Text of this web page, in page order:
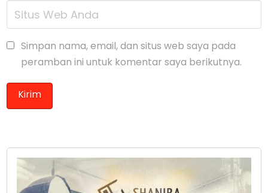
Simpan nama, email, dan situs web saya pada
peramban ini untuk komentar saya berikutnya.